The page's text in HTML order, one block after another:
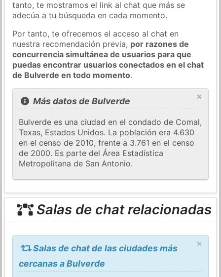
tanto, te mostramos el link al chat que más se
adecúa a tu búsqueda en cada momento.
Por tanto, te ofrecemos el acceso al chat en
nuestra recomendación previa, por razones de
concurrencia simultánea de usuarios para que
puedas encontrar usuarios conectados en el chat
de Bulverde en todo momento.
×
Más datos de Bulverde
Bulverde es una ciudad en el condado de Comal,
Texas, Estados Unidos. La población era 4.630
en el censo de 2010, frente a 3.761 en el censo
de 2000. Es parte del Área Estadística
Metropolitana de San Antonio.
Salas de chat relacionadas
×
Salas de chat de las ciudades más
cercanas a Bulverde